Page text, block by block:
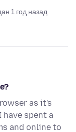
1 год назад
as it's
have spent a
and online to